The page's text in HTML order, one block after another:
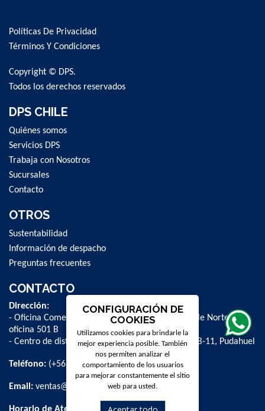
Our
Newsletter:
Políticas De Privacidad
Términos Y Condiciones
Copyright © DPS.
Todos los derechos reservados
DPS CHILE
Quiénes somos
Servicios DPS
Trabaja con Nosotros
Sucursales
Contacto
OTROS
Sustentabilidad
Información de despacho
Preguntas frecuentes
CONTACTO
Dirección:
- Oficina Comercial y administrativa: Avenida Valle Norte 841,
oficina 501 B
- Centro de distribución: La Farfana 500, bodega B-11, Pudahuel
Teléfono: (+56 2) 2 584 8900
Email: ventas@dpschile.cl
Horario de Atención:
CONFIGURACIÓN DE
COOKIES
Utilizamos cookies para brindarle la
mejor experiencia posible. También
nos permiten analizar el
comportamiento de los usuarios
para mejorar constantemente el sitio
web para usted.